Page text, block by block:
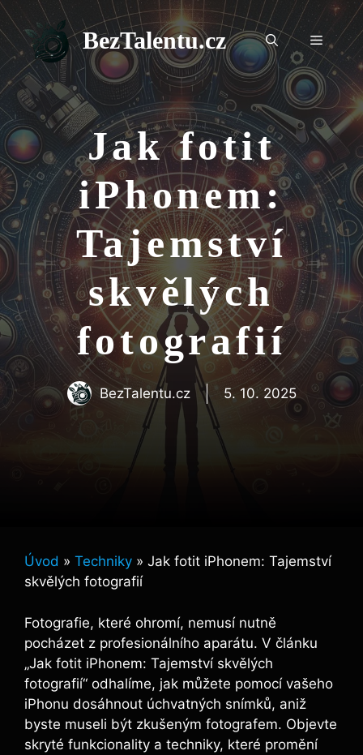
Přeskočit
na
obsah
BezTalentu.cz Menu
Jak fotit
iPhonem:
Tajemství
skvělých
fotografií
BezTalentu.cz 5. 10. 2025
Úvod » Techniky » Jak fotit iPhonem: Tajemství
skvělých fotografií
Fotografie, které ohromí, nemusí nutně
pocházet z profesionálního aparátu. V článku
„Jak fotit iPhonem: Tajemství skvělých
fotografií“ odhalíme, jak můžete pomocí vašeho
iPhonu dosáhnout úchvatných snímků, aniž
byste museli být zkušeným fotografem. Objevte
skryté funkcionality a techniky, které promění